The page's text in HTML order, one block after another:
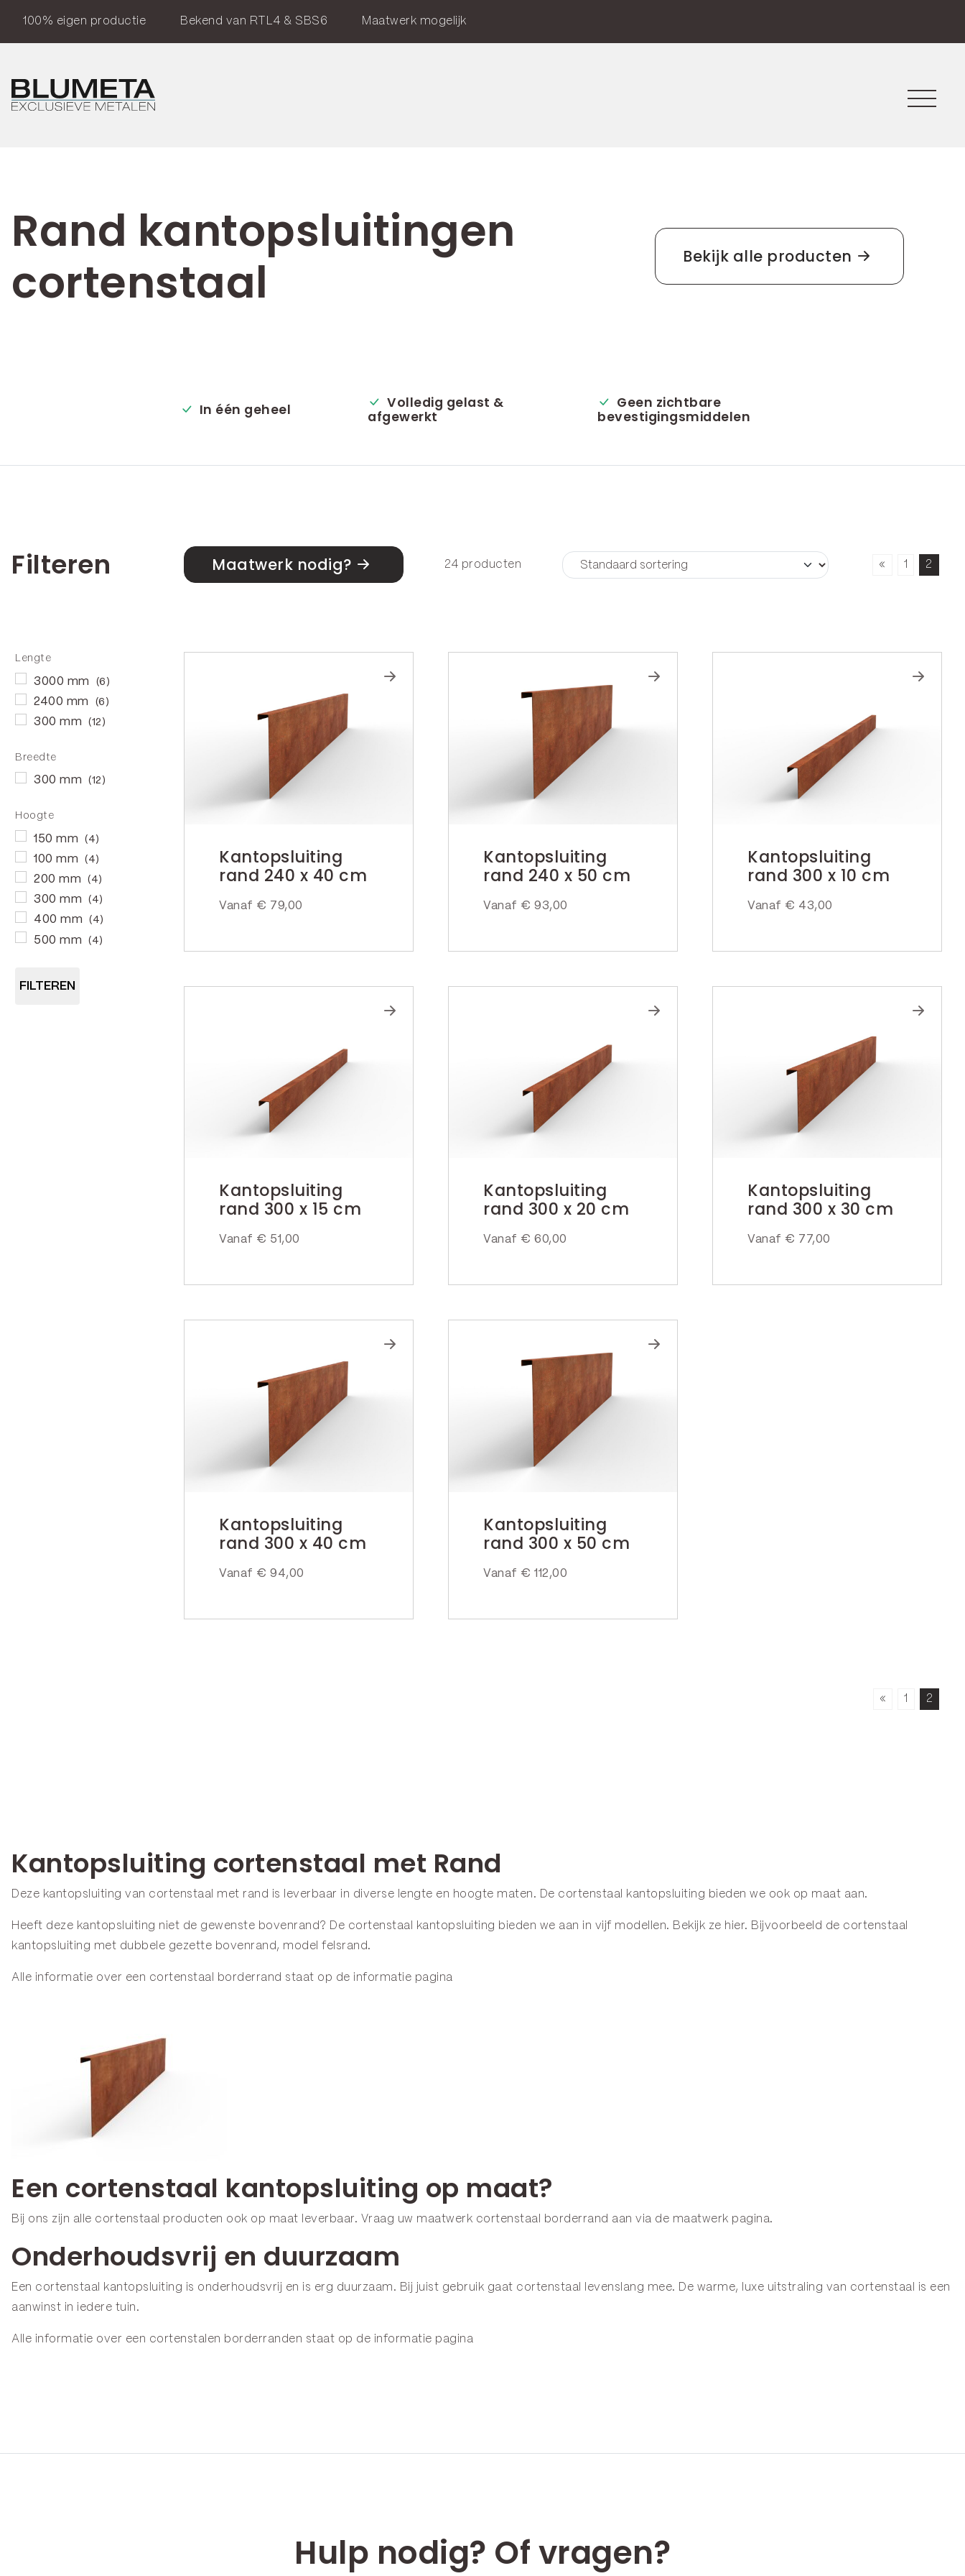
100% eigen productie Bekend van RTL4 & SBS6 Maatwerk mogelijk
Rand kantopsluitingen
cortenstaal
Bekijk alle producten
In één geheel
Volledig gelast &
afgewerkt
Geen zichtbare
bevestigingsmiddelen
Filteren
Lengte
3000 mm (6)
2400 mm (6)
300 mm (12)
Breedte
300 mm (12)
Hoogte
150 mm (4)
100 mm (4)
200 mm (4)
300 mm (4)
400 mm (4)
500 mm (4)
FILTEREN
Maatwerk nodig? 24 producten « 1 2
Kantopsluiting
rand 240 x 40 cm
Vanaf € 79,00
Kantopsluiting
rand 240 x 50 cm
Vanaf € 93,00
Kantopsluiting
rand 300 x 10 cm
Vanaf € 43,00
Kantopsluiting
rand 300 x 15 cm
Vanaf € 51,00
Kantopsluiting
rand 300 x 20 cm
Vanaf € 60,00
Kantopsluiting
rand 300 x 30 cm
Vanaf € 77,00
Kantopsluiting
rand 300 x 40 cm
Vanaf € 94,00
Kantopsluiting
rand 300 x 50 cm
Vanaf € 112,00
« 1 2
Kantopsluiting cortenstaal met Rand
Deze kantopsluiting van cortenstaal met rand is leverbaar in diverse lengte en hoogte maten. De cortenstaal kantopsluiting bieden we ook op maat aan.
Heeft deze kantopsluiting niet de gewenste bovenrand? De cortenstaal kantopsluiting bieden we aan in vijf modellen. Bekijk ze hier. Bijvoorbeeld de cortenstaal
kantopsluiting met dubbele gezette bovenrand, model felsrand.
Alle informatie over een cortenstaal borderrand staat op de informatie pagina
Een cortenstaal kantopsluiting op maat?
Bij ons zijn alle cortenstaal producten ook op maat leverbaar. Vraag uw maatwerk cortenstaal borderrand aan via de maatwerk pagina.
Onderhoudsvrij en duurzaam
Een cortenstaal kantopsluiting is onderhoudsvrij en is erg duurzaam. Bij juist gebruik gaat cortenstaal levenslang mee. De warme, luxe uitstraling van cortenstaal is een
aanwinst in iedere tuin.
Alle informatie over een cortenstalen borderranden staat op de informatie pagina
Hulp nodig? Of vragen?